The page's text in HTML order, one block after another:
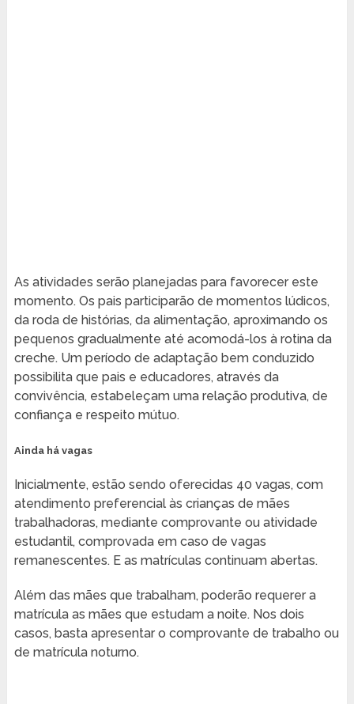
As atividades serão planejadas para favorecer este
momento. Os pais participarão de momentos lúdicos,
da roda de histórias, da alimentação, aproximando os
pequenos gradualmente até acomodá-los à rotina da
creche. Um período de adaptação bem conduzido
possibilita que pais e educadores, através da
convivência, estabeleçam uma relação produtiva, de
confiança e respeito mútuo.
Ainda há vagas
Inicialmente, estão sendo oferecidas 40 vagas, com
atendimento preferencial às crianças de mães
trabalhadoras, mediante comprovante ou atividade
estudantil, comprovada em caso de vagas
remanescentes. E as matrículas continuam abertas.
Além das mães que trabalham, poderão requerer a
matrícula as mães que estudam a noite. Nos dois
casos, basta apresentar o comprovante de trabalho ou
de matrícula noturno.